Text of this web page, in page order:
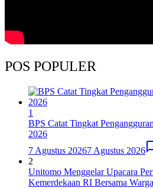
POS POPULER
1
BPS Catat Tingkat
2026
7 Agustus 20267 Agustus 2026
2
Unitomo Menggelar Upacara
Kemerdekaan RI Bersama